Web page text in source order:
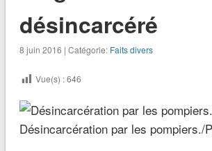
désincarcéré
8 juin 2016 | Catégorie: Faits divers
Vue(s) :646
Désincarcération par les pompiers./